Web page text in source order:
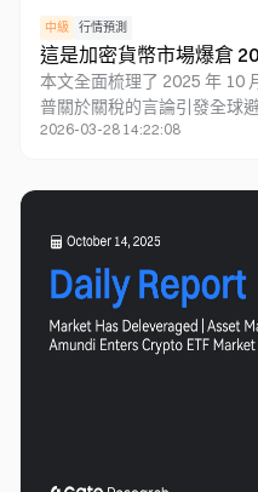
中級 行情預測
這是加密貨幣市場爆倉
本文全面梳理了 2025 年 10
普關於關稅的言論引發全球
貸導致清算，以及做市商強
2026-03-28 14:22:08